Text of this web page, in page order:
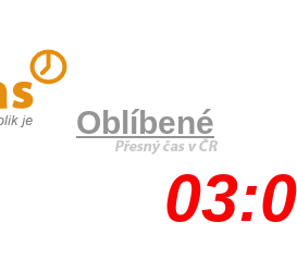
Oblíbené